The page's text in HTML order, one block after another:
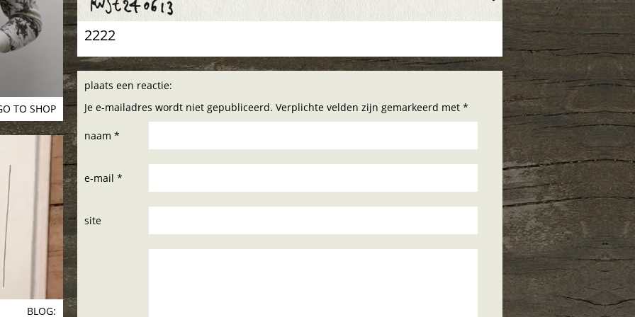
TO SHOP
BLOG:
2222
plaats een reactie:
Je e-mailadres wordt niet gepubliceerd. Verplichte velden zijn gemarkeerd met *
naam *
e-mail *
site